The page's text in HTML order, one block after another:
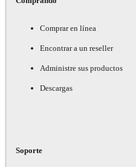
Comprar en línea
Encontrar a un reseller
Administre sus productos
Descargas
Soporte